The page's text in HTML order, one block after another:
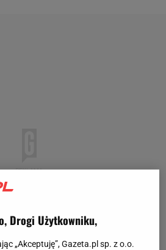
Drogi Użytkowniku,
„Akceptuję”, Gazeta.pl sp. z o.o.